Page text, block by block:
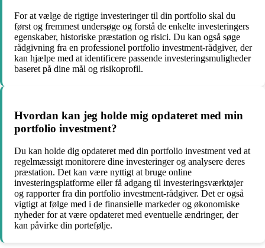
For at vælge de rigtige investeringer til din portfolio skal du
først og fremmest undersøge og forstå de enkelte investeringers
egenskaber, historiske præstation og risici. Du kan også søge
rådgivning fra en professionel portfolio investment-rådgiver, der
kan hjælpe med at identificere passende investeringsmuligheder
baseret på dine mål og risikoprofil.
Hvordan kan jeg holde mig opdateret med min
portfolio investment?
Du kan holde dig opdateret med din portfolio investment ved at
regelmæssigt monitorere dine investeringer og analysere deres
præstation. Det kan være nyttigt at bruge online
investeringsplatforme eller få adgang til investeringsværktøjer
og rapporter fra din portfolio investment-rådgiver. Det er også
vigtigt at følge med i de finansielle markeder og økonomiske
nyheder for at være opdateret med eventuelle ændringer, der
kan påvirke din portefølje.